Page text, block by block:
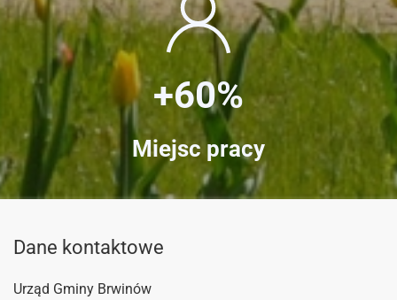
+60%
Miejsc pracy
Dane kontaktowe
Urząd Gminy Brwinów